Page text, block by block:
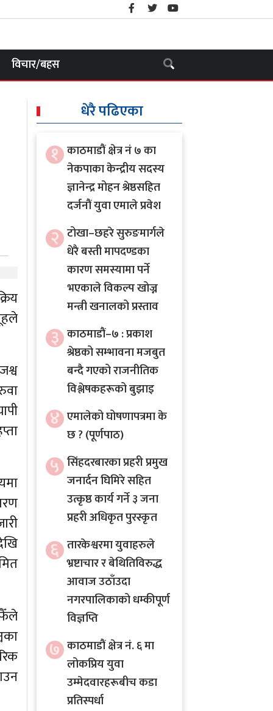
विचार/बहस
धेरै पढिएका
१ काठमाडौं क्षेत्र नं ७ का
नेकपाका केन्द्रीय सदस्य
ज्ञानेन्द्र मोहन श्रेष्ठसहित
दर्जनौं युवा एमाले प्रवेश
२ टोखा–छहरे सुरुङमार्गले
धेरै बस्ती मापदण्डका
कारण समस्यामा पर्ने
भएकाले विकल्प खोज्न
मन्त्री खनालको प्रस्ताव
३ काठमाडौं–७ : प्रकाश
श्रेष्ठको सम्भावना मजबुत
बन्दै गएको राजनीतिक
विश्लेषकहरूको बुझाइ
४ एमालेको घोषणापत्रमा के
छ ? (पूर्णपाठ)
५ सिंहदरबारका प्रहरी प्रमुख
जनार्दन घिमिरे सहित
उत्कृष्ठ कार्य गर्ने ३ जना
प्रहरी अधिकृत पुरस्कृत
६ तारकेश्वरमा युवाहरुले
भ्रष्टाचार र बेथितिविरुद्ध
आवाज उठाँउदा
नगरपालिकाको धम्कीपूर्ण
विज्ञप्ति
७ काठमाडौं क्षेत्र नं. ६ मा
लोकप्रिय युवा
उम्मेदवारहरूबीच कडा
प्रतिस्पर्धा